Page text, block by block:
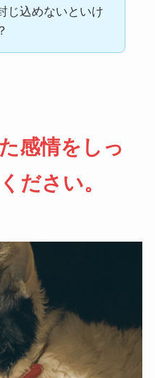
じ込めないといけ
感情をしっ
ださい。